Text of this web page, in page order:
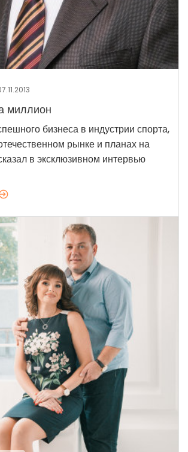
миллион
бизнеса в индустрии спорта,
рынке и планах на
в эксклюзивном интервью